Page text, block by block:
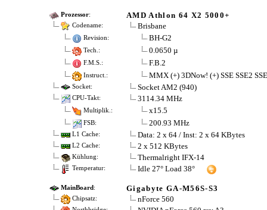
Prozessor: AMD Athlon 64 X2 5000+
Codename: Brisbane
Revision: BH-G2
Tech.: 0.0650 µ
F.M.S.: F.B.2
Instruct.: MMX (+) 3DNow! (+) SSE SSE2
Socket: Socket AM2 (940)
CPU-Takt: 3114.34 MHz
Multiplik.: x15.5
FSB: 200.93 MHz
L1 Cache: Data: 2 x 64 / Inst: 2 x 64 KBytes
L2 Cache: 2 x 512 KBytes
Kühlung: Thermalright IFX-14
Temperatur: Idle 27° Load 38°
MainBoard: Gigabyte GA-M56S-S3
Chipsatz: nForce 560